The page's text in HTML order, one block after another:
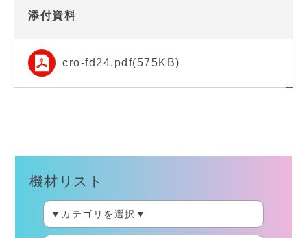
添付資料
cro-fd24.pdf(575KB)
機材リスト